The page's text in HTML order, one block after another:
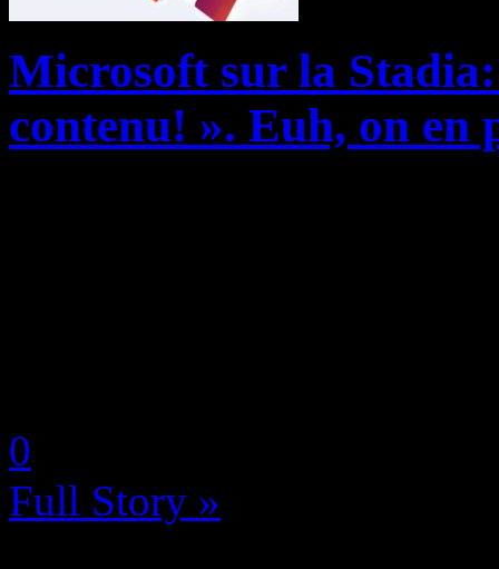
Microsoft sur la Stadia:
contenu! ». Euh, on en
0
Full Story »